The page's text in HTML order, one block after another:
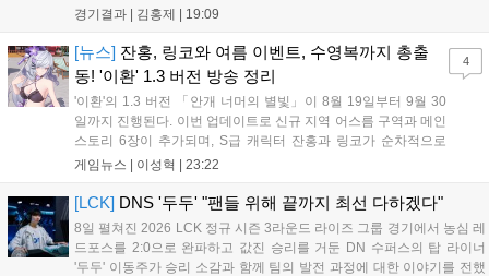
진출했고, '찬'은 탈락하고 말았다. 경기 초반, 5분 만에 골 찬스를 잡은
경기결과 | 김홍제 | 19:09
[뉴스] 잔홍, 링코와 여름 이벤트, 수영복까지 총출
동! '이환' 1.3 버전 방송 정리
'이환'의 1.3 버전 「안개 너머의 별빛」이 8월 19일부터 9월 30
일까지 진행된다. 이번 업데이트로 신규 지역 어스름 구역과 메인
스토리 6장이 추가되며, S급 캐릭터 잔홍과 링코가 순차적으로
등장한다. 여름 시즌을 맞아 비치발리볼, 수상 오토바이 등 다채
의성도 강화된다. 8월 11일까지 사용 가능한 교환 코드 3종이 제
게임뉴스 | 이성혁 | 23:22
4
[LCK] DNS '두두' "팬들 위해 끝까지 최선 다하겠다"
8일 펼쳐진 2026 LCK 정규 시즌 3라운드 라이즈 그룹 경기에서 농심 레
드포스를 2:0으로 완파하고 값진 승리를 거둔 DN 수퍼스의 탑 라이너
'두두' 이동주가 승리 소감과 함께 팀의 발전 과정에 대한 이야기를 전했